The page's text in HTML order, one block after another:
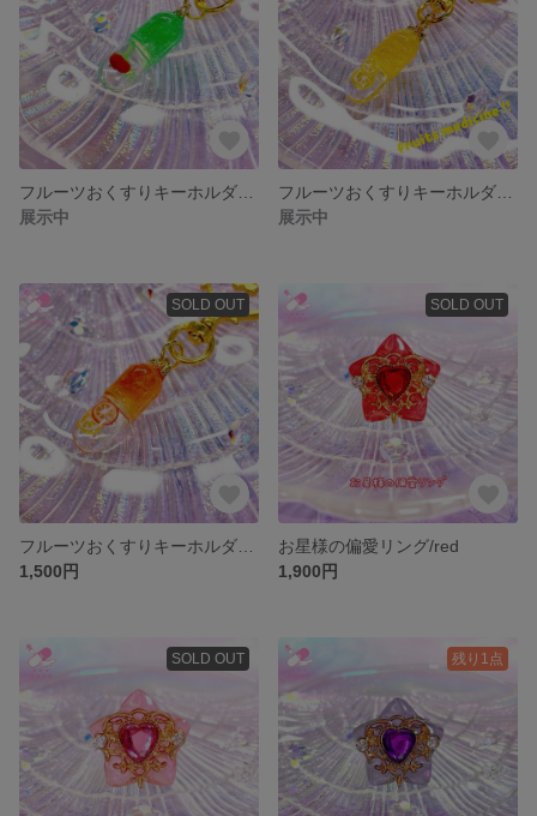
展示中
展示中
SOLD OUT
1,500円
SOLD OUT
お星様の偏愛リング/red
1,900円
SOLD OUT 残り1点